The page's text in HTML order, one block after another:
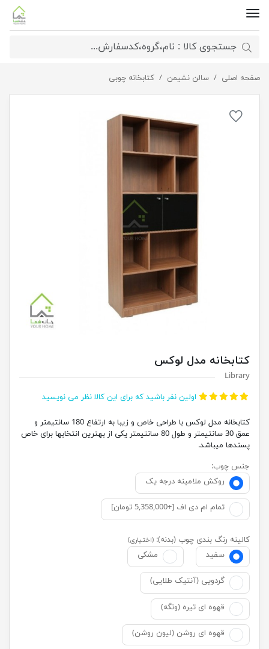
صفحه اصلی سالن نشیمن کتابخانه چوبی کتابخانه مدل لوکس
کتابخانه مدل لوکس
Library
اولین نفر باشید که برای این کالا نظر می نویسید
کتابخانه مدل لوکس با طراحی خاص و زیبا به ارتفاع 180 سانتیمتر و
عمق 30 سانتیمتر و طول 80 سانتیمتر یکی از بهترین انتخابها برای خاص
پسندها میباشد.
جنس چوب:
روکش ملامینه درجه یک
تمام ام دی اف [+5,358,000 تومان]
کالیته رنگ بندی چوب (بدنه): (اختیاری)
سفید مشکی
گردویی (آنتیک طلایی)
قهوه ای تیره (ونگه)
قهوه ای روشن (لیون روشن)